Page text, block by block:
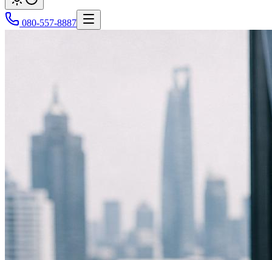
080-557-8887